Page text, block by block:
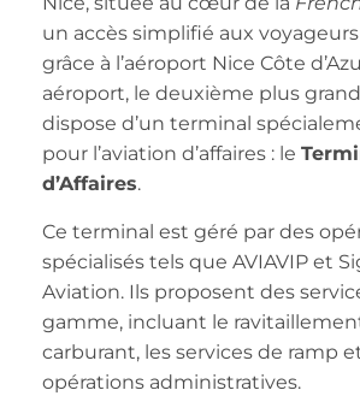
un accès simplifié aux voyageurs
grâce à l’aéroport Nice Côte
aéroport, le deuxième plus
dispose d’un terminal
pour l’aviation d’affaires : le
d’Affaires.
Ce terminal est géré par des
spécialisés tels que AVIAVIP et
Aviation. Ils proposent des
gamme, incluant le
carburant, les services de ramp
opérations administratives.